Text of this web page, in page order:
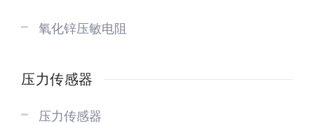
氧化锌压敏电阻
压力传感器
压力传感器